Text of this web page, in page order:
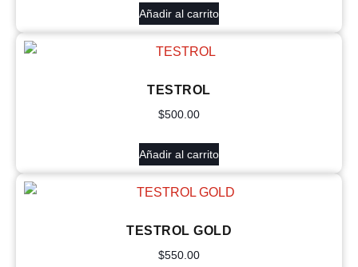
Añadir al carrito
TESTROL
$500.00
Añadir al carrito
TESTROL GOLD
$550.00